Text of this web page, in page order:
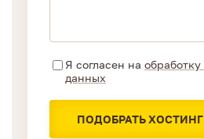
Я согласен на
данных
ПОДОБРАТЬ